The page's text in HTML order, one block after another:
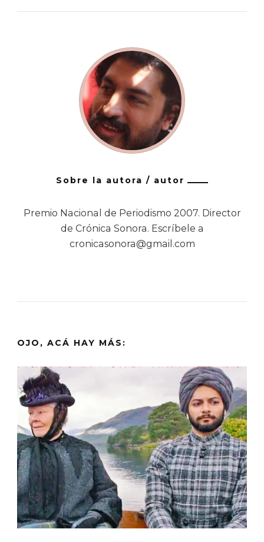
Sobre la autora / autor
Premio Nacional de Periodismo 2007. Director
de Crónica Sonora. Escríbele a
cronicasonora@gmail.com
OJO, ACÁ HAY MÁS: